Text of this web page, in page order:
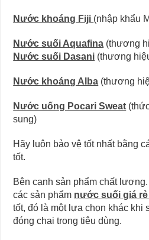
Nước khoáng Fiji (nhập khẩu
Nước suối Aquafina (thương
Nước suối Dasani (thương
Nước khoáng Alba (thương
Nước uống Pocari Sweat
sung)
Hãy luôn bảo vệ tốt nhất bằng
tốt.
Bên cạnh sản phẩm chất
các sản phẩm nước suối giá rẻ
tốt, đó là một lựa chọn khác khi
đóng chai trong tiêu dùng.